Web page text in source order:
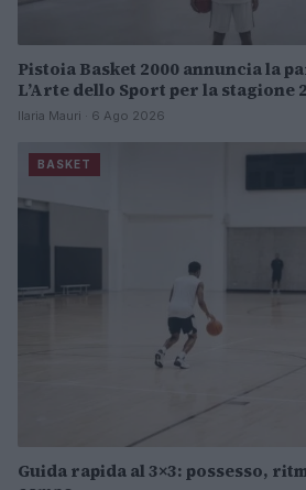
Pistoia Basket 2000 annuncia la
L’Arte dello Sport per la stagione
Ilaria Mauri · 6 Ago 2026
BASKET
Guida rapida al 3×3: possesso,